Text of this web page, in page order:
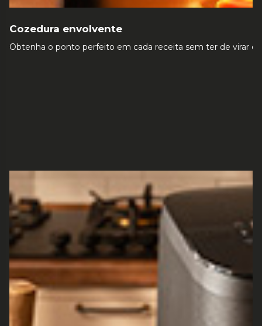
Cozedura envolvente
Obtenha o ponto perfeito em cada receita sem ter de virar